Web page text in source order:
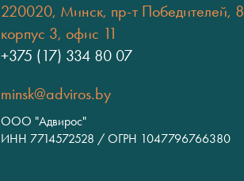
220020, Минск, пр-т Победителей,
корпус 3, офис 11
+375 (17) 334 80 07
minsk@adviros.by
ООО "Адвирос"
ИНН 7714572528 / ОГРН 1047796766380